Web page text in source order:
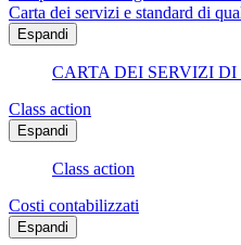
Carta dei servizi e standard di
Espandi
CARTA DEI SERVIZI
Class action
Espandi
Class action
Costi contabilizzati
Espandi